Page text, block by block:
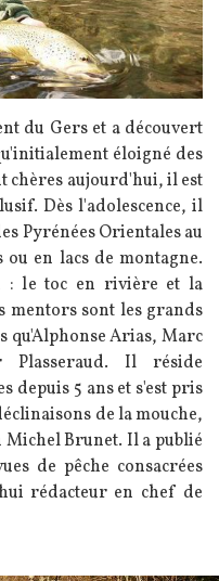
du Gers et a découvert
éloigné des
chères aujourd'hui, il est
Dès l'adolescence, il
Pyrénées Orientales au
ou en lacs de montagne.
: le toc en rivière et la
mentors sont les grands
qu'Alphonse Arias, Marc
Plasseraud. Il réside
depuis 5 ans et s'est pris
de la mouche,
Michel Brunet. Il a publié
de pêche consacrées
rédacteur en chef de